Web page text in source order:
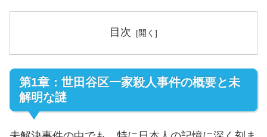
目次
第1章：世田谷区一家殺人事件の概要と未
解明な謎